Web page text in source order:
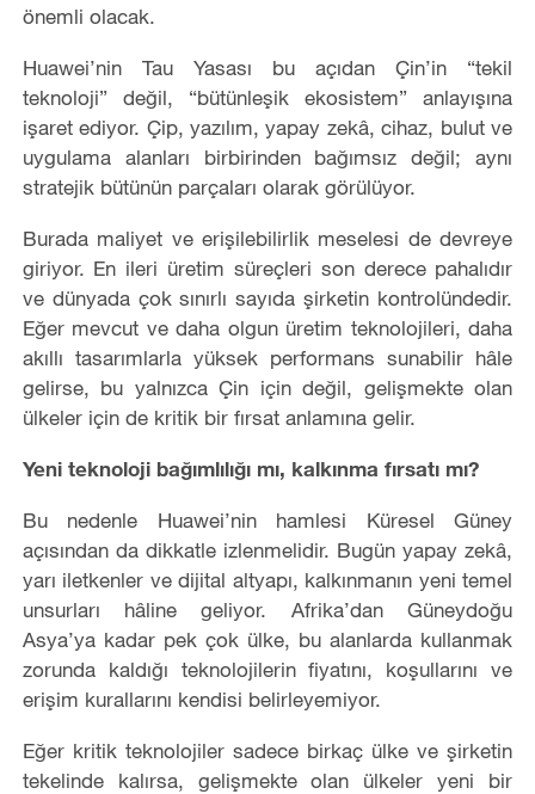
önemli olacak.
Huawei’nin Tau Yasası bu açıdan Çin’in “tekil
teknoloji” değil, “bütünleşik ekosistem” anlayışına
işaret ediyor. Çip, yazılım, yapay zekâ, cihaz, bulut ve
uygulama alanları birbirinden bağımsız değil; aynı
stratejik bütünün parçaları olarak görülüyor.
Burada maliyet ve erişilebilirlik meselesi de devreye
giriyor. En ileri üretim süreçleri son derece pahalıdır
ve dünyada çok sınırlı sayıda şirketin kontrolündedir.
Eğer mevcut ve daha olgun üretim teknolojileri, daha
akıllı tasarımlarla yüksek performans sunabilir hâle
gelirse, bu yalnızca Çin için değil, gelişmekte olan
ülkeler için de kritik bir fırsat anlamına gelir.
Yeni teknoloji bağımlılığı mı, kalkınma fırsatı mı?
Bu nedenle Huawei’nin hamlesi Küresel Güney
açısından da dikkatle izlenmelidir. Bugün yapay zekâ,
yarı iletkenler ve dijital altyapı, kalkınmanın yeni temel
unsurları hâline geliyor. Afrika’dan Güneydoğu
Asya’ya kadar pek çok ülke, bu alanlarda kullanmak
zorunda kaldığı teknolojilerin fiyatını, koşullarını ve
erişim kurallarını kendisi belirleyemiyor.
Eğer kritik teknolojiler sadece birkaç ülke ve şirketin
tekelinde kalırsa, gelişmekte olan ülkeler yeni bir